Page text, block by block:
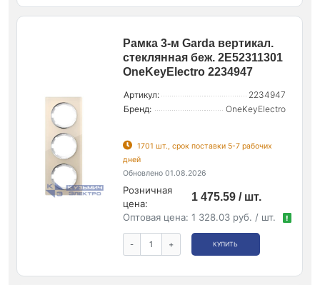
Рамка 3-м Garda вертикал.
стеклянная беж. 2E52311301
OneKeyElectro 2234947
Артикул:
2234947
Бренд:
OneKeyElectro
1701 шт., срок поставки 5-7 рабочих
дней
Обновлено 01.08.2026
Розничная
цена:
1 475.59 / шт.
Оптовая цена: 1 328.03 руб. / шт. !
- + КУПИТЬ